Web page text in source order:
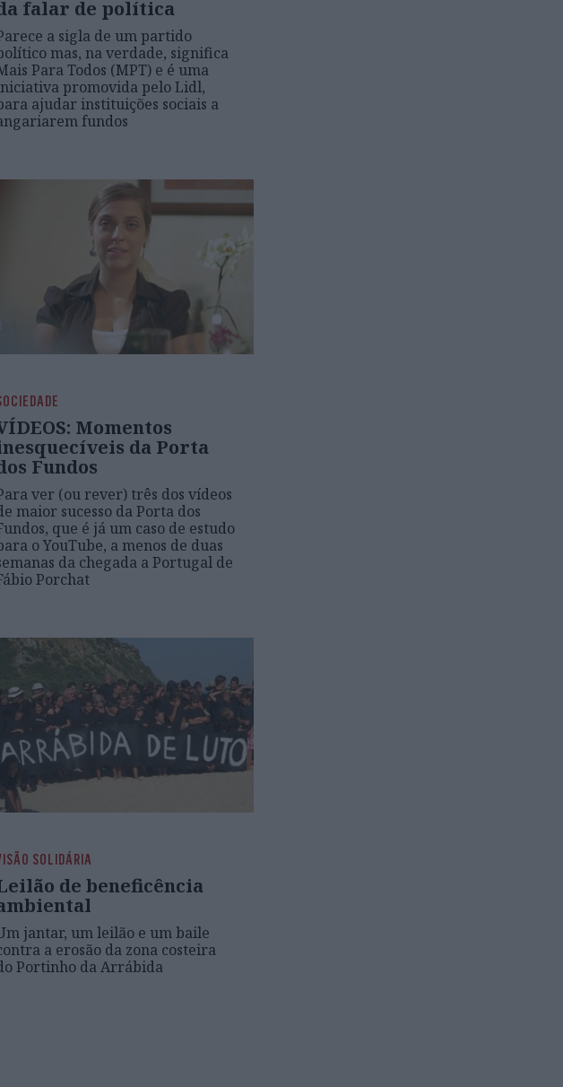
falar de política
a sigla de um partido
mas, na verdade, significa
Para Todos (MPT) e é uma
promovida pelo Lidl,
ajudar instituições sociais a
fundos
Momentos
da Porta
Fundos
ver (ou rever) três dos vídeos
maior sucesso da Porta dos
que é já um caso de estudo
o YouTube, a menos de duas
da chegada a Portugal de
Porchat
SOLIDÁRIA
de beneficência
jantar, um leilão e um baile
a erosão da zona costeira
Portinho da Arrábida